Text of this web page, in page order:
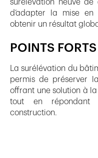
surélévation neuve
d’adapter la mise
obtenir un résultat
POINTS FORTS
La surélévation du
permis de préserver
offrant une solution à
tout en répondant
construction.